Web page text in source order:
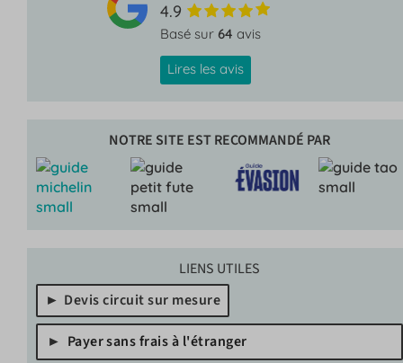
4.9
Basé sur 64 avis
Lires les avis
NOTRE SITE EST RECOMMANDÉ PAR
LIENS UTILES
Devis circuit sur mesure
Payer sans frais à l'étranger